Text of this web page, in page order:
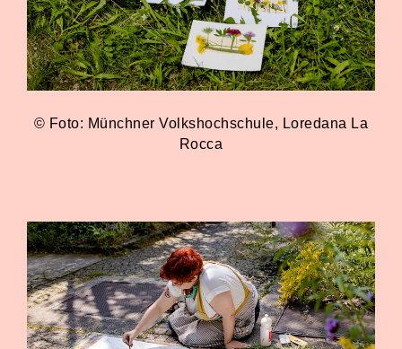
© Foto: Münchner Volkshochschule, Loredana La
Rocca